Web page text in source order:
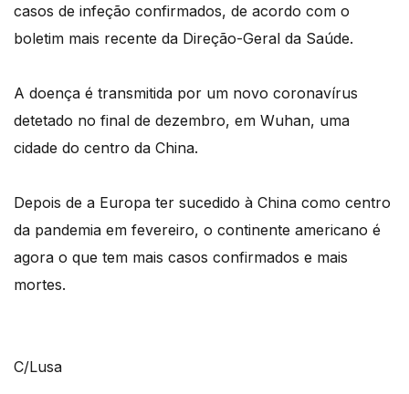
casos de infeção confirmados, de acordo com o
boletim mais recente da Direção-Geral da Saúde.
A doença é transmitida por um novo coronavírus
detetado no final de dezembro, em Wuhan, uma
cidade do centro da China.
Depois de a Europa ter sucedido à China como centro
da pandemia em fevereiro, o continente americano é
agora o que tem mais casos confirmados e mais
mortes.
C/Lusa